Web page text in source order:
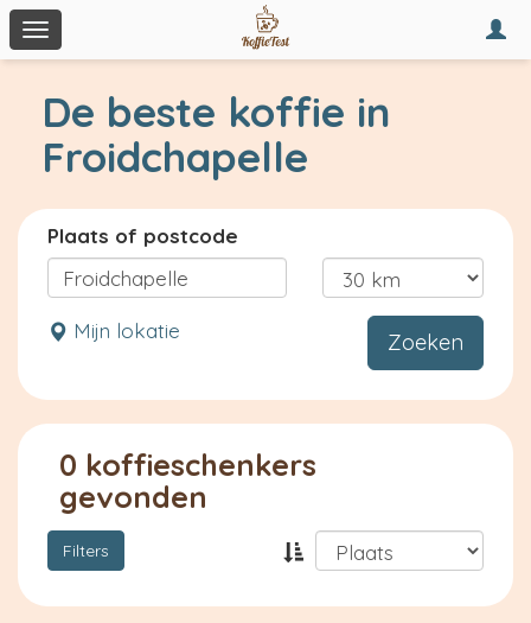
Toggle
navigation
De beste koffie in
Froidchapelle
Plaats of postcode
Mijn lokatie Zoeken
0 koffieschenkers
gevonden
Filters